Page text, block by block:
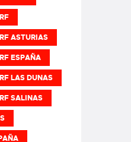
ASTURIAS
ESPAÑA
LAS DUNAS
SALINAS